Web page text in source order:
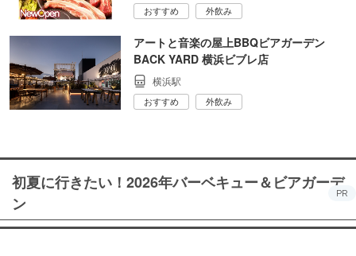
おすすめ 外飲み
アートと音楽の屋上BBQビアガーデン
BACK YARD 横浜ビブレ店
横浜駅
おすすめ 外飲み
初夏に行きたい！2026年バーベキュー＆ビアガーデ
ン
PR